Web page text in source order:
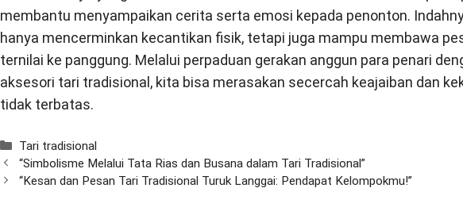
membantu menyampaikan cerita serta emosi kepada penonton.
hanya mencerminkan kecantikan fisik, tetapi juga mampu membawa
ternilai ke panggung. Melalui perpaduan gerakan anggun para penari
aksesori tari tradisional, kita bisa merasakan secercah keajaiban dan
tidak terbatas.
Categories
Tari tradisional
“Simbolisme Melalui Tata Rias dan Busana dalam Tari Tradisional”
“Kesan dan Pesan Tari Tradisional Turuk Langgai: Pendapat Kelompokmu!”